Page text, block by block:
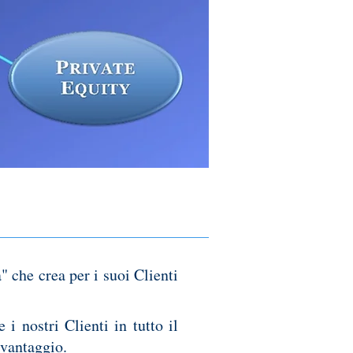
che crea per i suoi Clienti
i nostri Clienti in tutto il